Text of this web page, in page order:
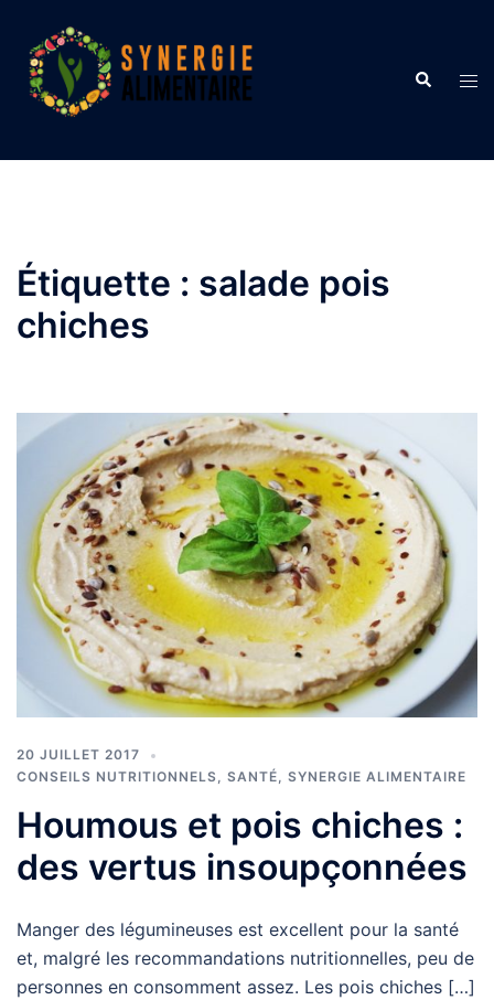
contenu
Étiquette : salade pois
chiches
20 JUILLET 2017
CONSEILS NUTRITIONNELS, SANTÉ, SYNERGIE ALIMENTAIRE
Houmous et pois chiches :
des vertus insoupçonnées
Manger des légumineuses est excellent pour la santé
et, malgré les recommandations nutritionnelles, peu de
personnes en consomment assez. Les pois chiches […]